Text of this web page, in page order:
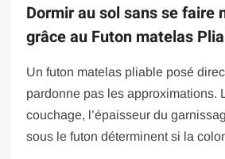
Dormir au sol sans se faire
grâce au Futon matelas
Un futon matelas pliable posé
pardonne pas les approximations.
couchage, l’épaisseur du
sous le futon déterminent si la